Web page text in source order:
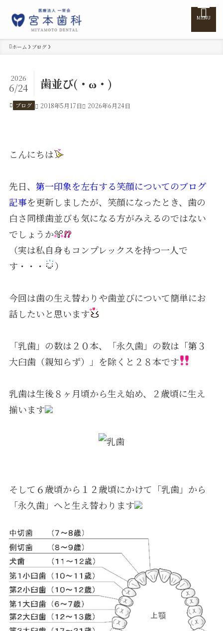
診療案内
訪問診療
料金表
採用情報
MENU
ホーム ブログ
歯並び(・ω・)
2026
6/24
ブログ 2018年5月17日 2026年6月24日
こんにちは
先日、 第一印象を左右する笑顔についてのブログ
記事を更新しましたが、笑顔になったとき、歯の
白さ同様歯並びも気になる方がみえるのではない
でしょうか
（実は私自身もコンプレックスを持つ一人で
す・・・
）
今回は歯の生え替わりや歯並びについて簡単にお
話したいと思います
「乳歯」の数は２０本、「永久歯」の数は「第３
大臼歯（親知らず）」を除くと２８本です
乳歯は生後８ヶ月頃から生え始め、２歳頃に生え
揃います
そして６歳頃から１２歳頃にかけて「乳歯」から
「永久歯」へと生え替わります